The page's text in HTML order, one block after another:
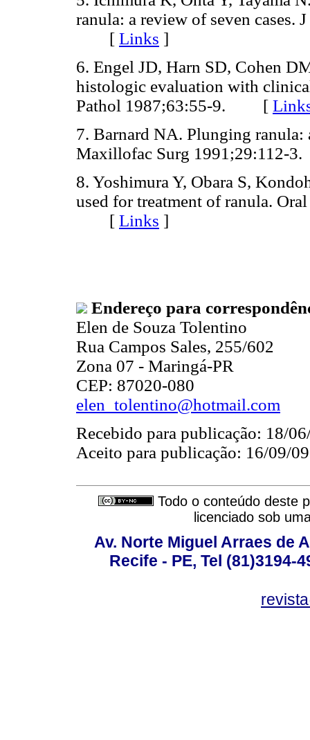
ranula: a review of seven
[ Links ]
6. Engel JD, Harn SD, Cohen
histologic evaluation with
Pathol 1987;63:55-9. [
7. Barnard NA. Plunging ranula:
Maxillofac Surg
8. Yoshimura Y, Obara S,
used for treatment of ranula.
[ Links ]
Endereço para
Elen de Souza Tolentino
Rua Campos Sales, 255/602
Zona 07 - Maringá-PR
CEP: 87020-080
elen_tolentino@hotmail.com
Recebido para publicação: 18/
Aceito para publicação: 16/09/09
Todo o conteúdo deste
licenciado sob
Av. Norte Miguel Arraes de
Recife - PE, Tel (81)3194-